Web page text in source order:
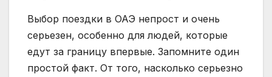
Выбор поездки в ОАЭ непрост и очень
серьезен, особенно для людей, которые
едут за границу впервые. Запомните один
простой факт. От того, насколько серьезно